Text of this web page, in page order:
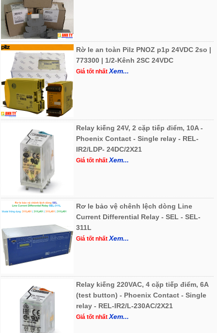
Rờ le an toàn Pilz PNOZ p1p 24VDC 2so |
773300 | 1/2-Kênh 2SC 24VDC
Giá tốt nhấtXem...
Relay kiếng 24V, 2 cặp tiếp điểm, 10A -
Phoenix Contact - Single relay - REL-
IR2/LDP- 24DC/2X21
Giá tốt nhấtXem...
Rơ le bảo vệ chênh lệch dòng Line
Current Differential Relay - SEL - SEL-
311L
Giá tốt nhấtXem...
Relay kiếng 220VAC, 4 cặp tiếp điểm, 6A
(test button) - Phoenix Contact - Single
relay - REL-IR2/L-230AC/2X21
Giá tốt nhấtXem...